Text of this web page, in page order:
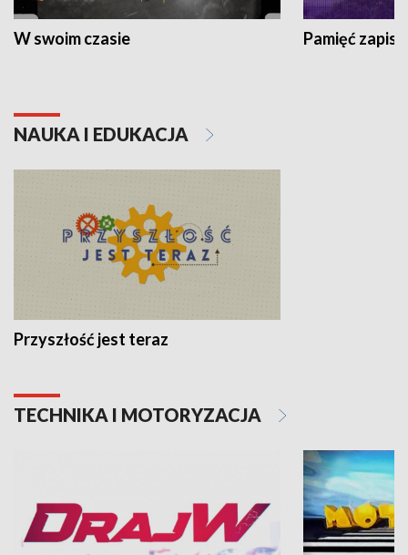
W swoim czasie Pamięć
NAUKA I EDUKACJA
Przyszłość jest teraz
TECHNIKA I MOTORYZACJA